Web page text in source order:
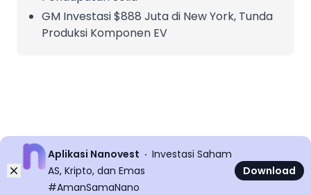
GM Investasi $888 Juta di New York, Tunda
Produksi Komponen EV
Dismiss
Aplikasi Nanovest
Investasi Saham
AS, Kripto, dan Emas
#AmanSamaNano
Download